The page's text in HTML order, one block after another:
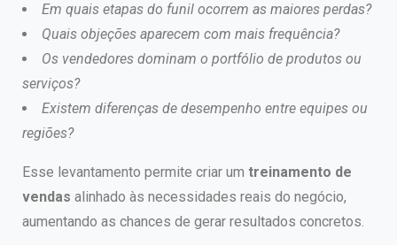
Em quais etapas do funil ocorrem as maiores perdas?
Quais objeções aparecem com mais frequência?
Os vendedores dominam o portfólio de produtos ou
serviços?
Existem diferenças de desempenho entre equipes ou
regiões?
Esse levantamento permite criar um treinamento de
vendas alinhado às necessidades reais do negócio,
aumentando as chances de gerar resultados concretos.